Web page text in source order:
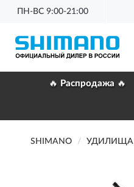
ПН-ВС 9:00-21:00
🔥 Распродажа 🔥
SHIMANO УДИЛИЩА